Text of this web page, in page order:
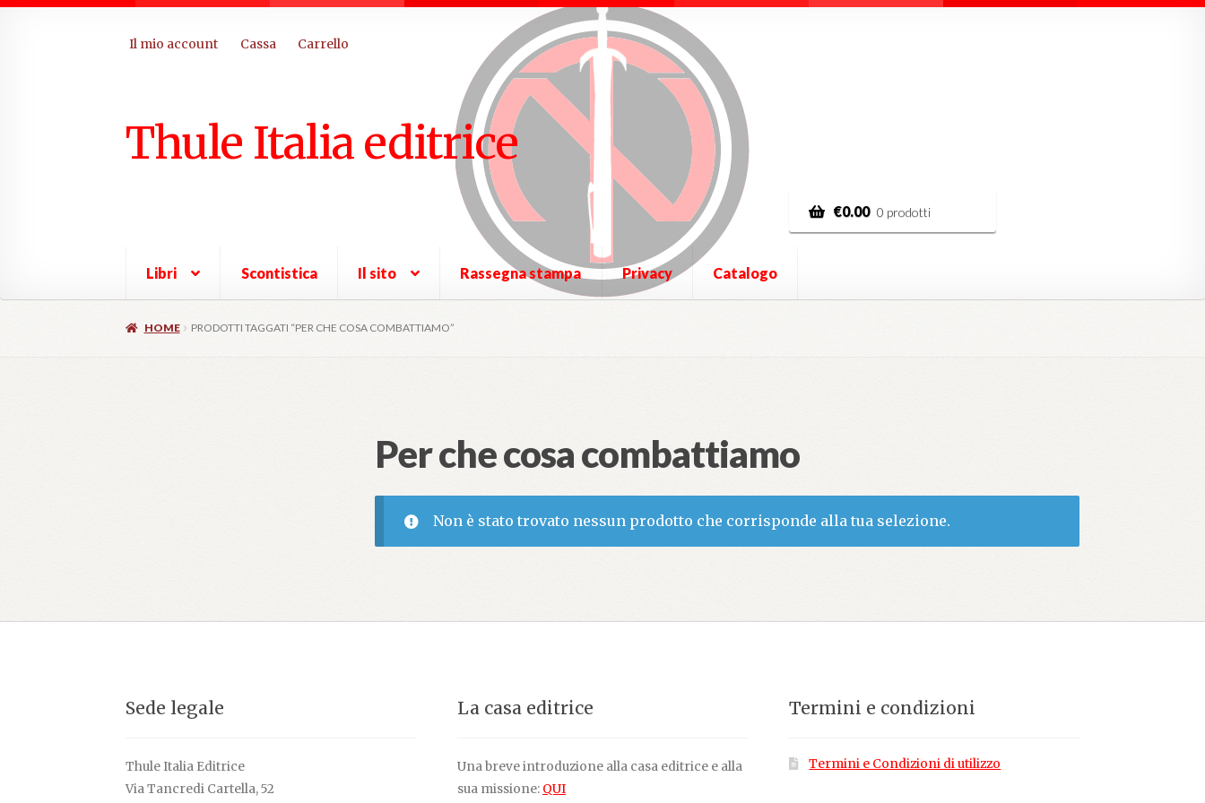
Thule Italia editrice
€0.00 0 prodotti
Libri Scontistica Il sito Rassegna stampa Privacy Catalogo
Il mio account Cassa Carrello
HOME PRODOTTI TAGGATI “PER CHE COSA COMBATTIAMO”
Per che cosa combattiamo
Non è stato trovato nessun prodotto che corrisponde alla tua selezione.
Sede legale
Thule Italia Editrice
Via Tancredi Cartella, 52
La casa editrice
Una breve introduzione alla casa editrice e alla
sua missione: QUI
Termini e condizioni
Termini e Condizioni di utilizzo